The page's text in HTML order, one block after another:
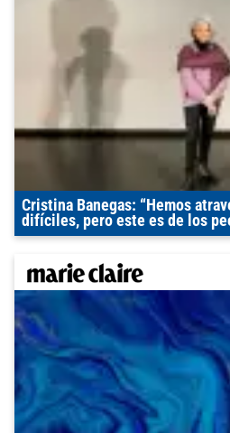
Cristina Banegas: “Hemos
difíciles, pero este es de los